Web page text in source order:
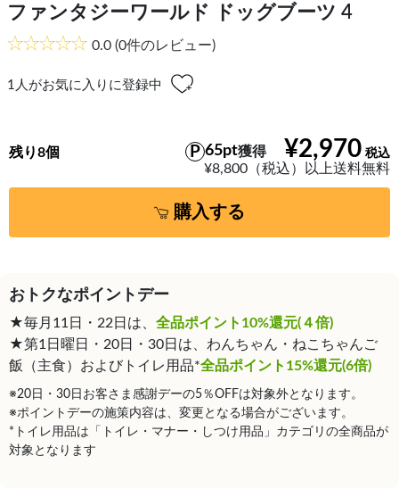
ファンタジーワールド ドッグブーツ 4
0.0 (0件のレビュー)
1 人がお気に入りに登録中
¥2,970
65pt獲得
¥8,800（税込）以上送料無料
残り8個
購入する
おトクなポイントデー
★毎月11日・22日は、 全品ポイント10%還元(４倍)
★第1日曜日・20日・30日は、わんちゃん・ねこちゃんご
飯（主食）およびトイレ用品*全品ポイント15%還元(6倍)
※20日・30日お客さま感謝デーの5％OFFは対象外となります。
※ポイントデーの施策内容は、変更となる場合がございます。
*トイレ用品は「トイレ・マナー・しつけ用品」カテゴリの全商品が
対象となります